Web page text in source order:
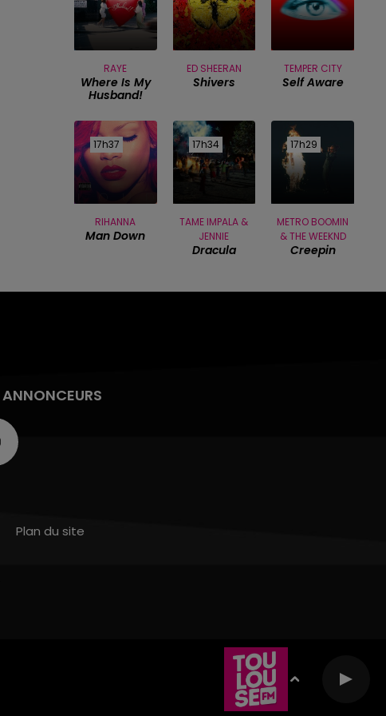
RAYE
Where Is My
Husband!
ED SHEERAN
Shivers
TEMPER CITY
Self Aware
17h37
17h37
RIHANNA
Man Down
17h34
17h34
TAME IMPALA &
JENNIE
Dracula
17h29
17h29
METRO BOOMIN
& THE WEEKND
Creepin
ANNONCEURS
Plan du site